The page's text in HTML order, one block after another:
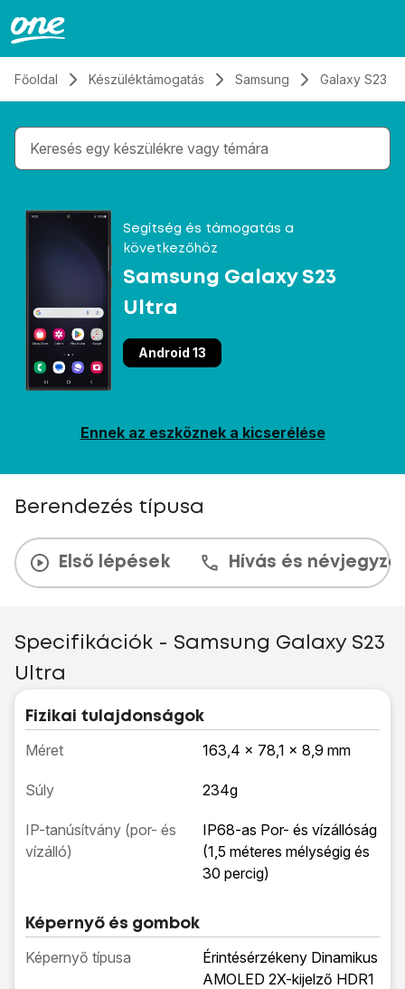
Főoldal Készüléktámogatás Samsung Galaxy S23
Gépelés közben megjelennek a keresési
Segítség és támogatás a
következőhöz
Samsung Galaxy S23
Ultra
Android 13
Ennek az eszköznek a kicserélése
Berendezés típusa
Első lépések Hívás és
Specifikációk - Samsung Galaxy S23
Ultra
Fizikai tulajdonságok
Méret 163,4 x 78,1 x 8,9 mm
Súly 234g
IP-tanúsítvány (por- és
vízálló)
IP68-as Por- és vízállóság
(1,5 méteres mélységig és
30 percig)
Képernyő és gombok
Képernyő típusa
Érintésérzékeny Dinamikus
AMOLED 2X-kijelző HDR1